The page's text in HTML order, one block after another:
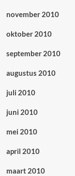
november 2010
oktober 2010
september 2010
augustus 2010
juli 2010
juni 2010
mei 2010
april 2010
maart 2010